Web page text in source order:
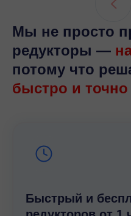
Мы не просто
редукторы —
потому что
быстро и точно
Быстрый и